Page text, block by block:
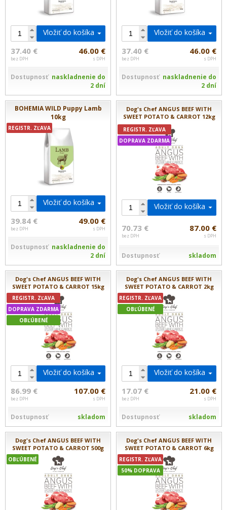
Vložiť do košíka
37.40 €
bez DPH
46.00 €
s DPH
Dostupnosť naskladnenie do
2 dní
Vložiť do košíka
37.40 €
bez DPH
46.00 €
s DPH
Dostupnosť naskladnenie do
2 dní
BOHEMIA WILD Puppy Lamb
10kg
REGISTR. ZĽAVA
Vložiť do košíka
39.84 €
bez DPH
49.00 €
s DPH
Dostupnosť naskladnenie do
2 dní
Dog's Chef ANGUS BEEF WITH
SWEET POTATO & CARROT 12kg
REGISTR. ZĽAVA
DOPRAVA ZDARMA
Vložiť do košíka
70.73 €
bez DPH
87.00 €
s DPH
Dostupnosť skladom
Dog's Chef ANGUS BEEF WITH
SWEET POTATO & CARROT 15kg
REGISTR. ZĽAVA
DOPRAVA ZDARMA
OBĽÚBENÉ
Vložiť do košíka
86.99 €
bez DPH
107.00 €
s DPH
Dostupnosť skladom
Dog's Chef ANGUS BEEF WITH
SWEET POTATO & CARROT 2kg
REGISTR. ZĽAVA
OBĽÚBENÉ
Vložiť do košíka
17.07 €
bez DPH
21.00 €
s DPH
Dostupnosť skladom
Dog's Chef ANGUS BEEF WITH
SWEET POTATO & CARROT 500g
OBĽÚBENÉ
Dog's Chef ANGUS BEEF WITH
SWEET POTATO & CARROT 6kg
REGISTR. ZĽAVA
50% DOPRAVA